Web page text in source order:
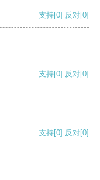
支持[0] 反对[0]
支持[0] 反对[0]
支持[0] 反对[0]